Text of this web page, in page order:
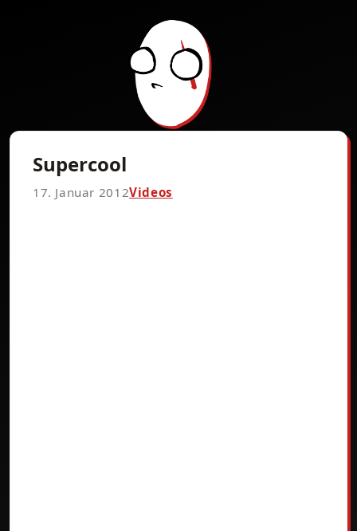
Supercool
17. Januar 2012Videos